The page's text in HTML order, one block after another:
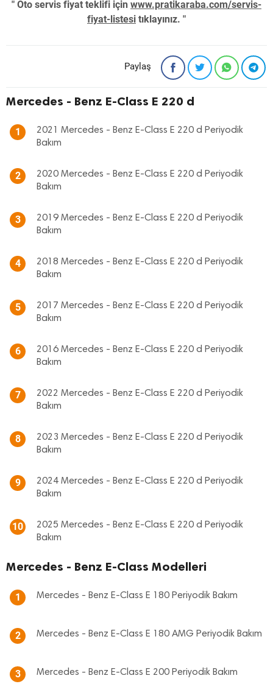
" Oto servis fiyat teklifi için www.pratikaraba.com/servis-
fiyat-listesi tıklayınız. "
Paylaş
Mercedes - Benz E-Class E 220 d
1
2021 Mercedes - Benz E-Class E 220 d Periyodik
Bakım
2
2020 Mercedes - Benz E-Class E 220 d Periyodik
Bakım
3
2019 Mercedes - Benz E-Class E 220 d Periyodik
Bakım
4
2018 Mercedes - Benz E-Class E 220 d Periyodik
Bakım
5
2017 Mercedes - Benz E-Class E 220 d Periyodik
Bakım
6
2016 Mercedes - Benz E-Class E 220 d Periyodik
Bakım
7
2022 Mercedes - Benz E-Class E 220 d Periyodik
Bakım
8
2023 Mercedes - Benz E-Class E 220 d Periyodik
Bakım
9
2024 Mercedes - Benz E-Class E 220 d Periyodik
Bakım
10
2025 Mercedes - Benz E-Class E 220 d Periyodik
Bakım
Mercedes - Benz E-Class Modelleri
1 Mercedes - Benz E-Class E 180 Periyodik Bakım
2 Mercedes - Benz E-Class E 180 AMG Periyodik Bakım
3 Mercedes - Benz E-Class E 200 Periyodik Bakım